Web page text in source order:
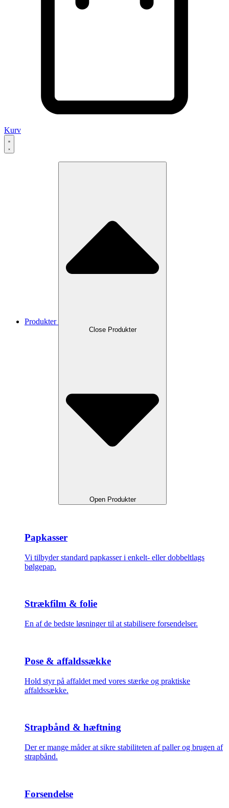
Kurv
Produkter
Close Produkter
Open Produkter
Papkasser
Vi tilbyder standard papkasser i enkelt- eller dobbeltlags
bølgepap.
Strækfilm & folie
En af de bedste løsninger til at stabilisere forsendelser.
Pose & affaldssække
Hold styr på affaldet med vores stærke og praktiske
affaldssække.
Strapbånd & hæftning
Der er mange måder at sikre stabiliteten af paller og brugen af
strapbånd.
Forsendelse